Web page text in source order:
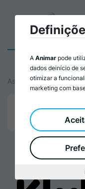
Associados
Associados/as
A Animar pode
dados deinício de
otimizar a
marketing com